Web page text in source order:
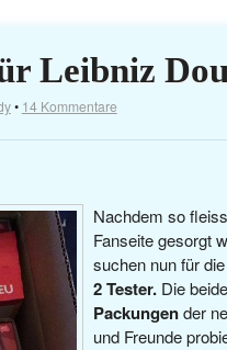
Leibniz
• 14 Kommentare
Nachdem so
Fanseite gesorgt
suchen nun für
2 Tester. Die
Packungender
und Freunde